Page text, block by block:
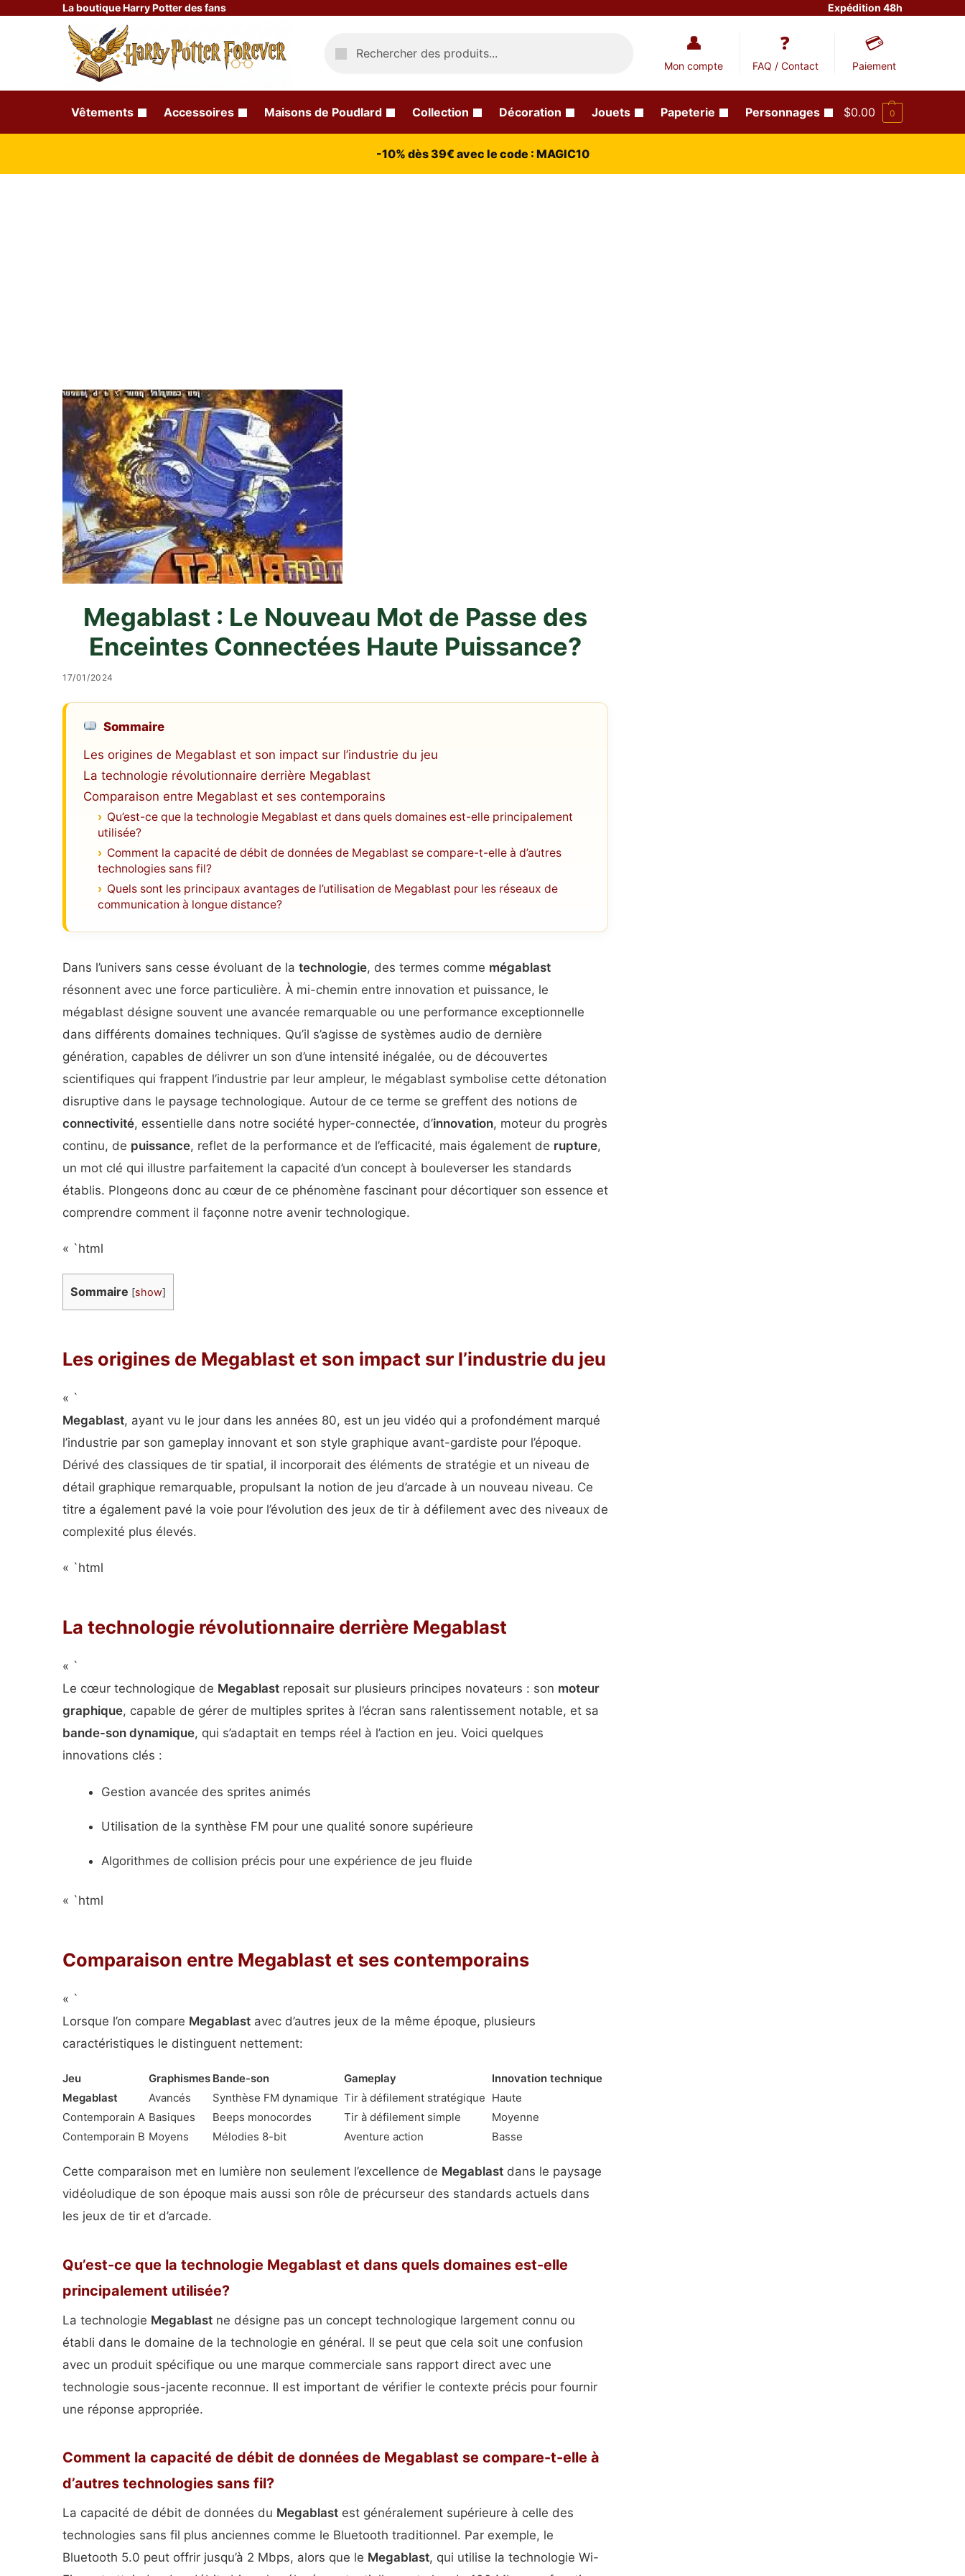
La boutique Harry Potter des fans Expédition 48h
Mon compte FAQ / Contact Paiement
Vêtements Accessoires Maisons de Poudlard Collection Décoration Jouets Papeterie Personnages $0.00 0
-10% dès 39€ avec le code : MAGIC10
Megablast : Le Nouveau Mot de Passe des
Enceintes Connectées Haute Puissance?
17/01/2024
Sommaire
Les origines de Megablast et son impact sur l’industrie du jeu
La technologie révolutionnaire derrière Megablast
Comparaison entre Megablast et ses contemporains
Qu’est-ce que la technologie Megablast et dans quels domaines est-elle principalement
utilisée?
Comment la capacité de débit de données de Megablast se compare-t-elle à d’autres
technologies sans fil?
Quels sont les principaux avantages de l’utilisation de Megablast pour les réseaux de
communication à longue distance?
Dans l’univers sans cesse évoluant de la technologie, des termes comme mégablast
résonnent avec une force particulière. À mi-chemin entre innovation et puissance, le
mégablast désigne souvent une avancée remarquable ou une performance exceptionnelle
dans différents domaines techniques. Qu’il s’agisse de systèmes audio de dernière
génération, capables de délivrer un son d’une intensité inégalée, ou de découvertes
scientifiques qui frappent l’industrie par leur ampleur, le mégablast symbolise cette détonation
disruptive dans le paysage technologique. Autour de ce terme se greffent des notions de
connectivité, essentielle dans notre société hyper-connectée, d’innovation, moteur du progrès
continu, de puissance, reflet de la performance et de l’efficacité, mais également de rupture,
un mot clé qui illustre parfaitement la capacité d’un concept à bouleverser les standards
établis. Plongeons donc au cœur de ce phénomène fascinant pour décortiquer son essence et
comprendre comment il façonne notre avenir technologique.
« `html
Sommaire [show]
Les origines de Megablast et son impact sur l’industrie du jeu
« `
Megablast, ayant vu le jour dans les années 80, est un jeu vidéo qui a profondément marqué
l’industrie par son gameplay innovant et son style graphique avant-gardiste pour l’époque.
Dérivé des classiques de tir spatial, il incorporait des éléments de stratégie et un niveau de
détail graphique remarquable, propulsant la notion de jeu d’arcade à un nouveau niveau. Ce
titre a également pavé la voie pour l’évolution des jeux de tir à défilement avec des niveaux de
complexité plus élevés.
« `html
La technologie révolutionnaire derrière Megablast
« `
Le cœur technologique de Megablast reposait sur plusieurs principes novateurs : son moteur
graphique, capable de gérer de multiples sprites à l’écran sans ralentissement notable, et sa
bande-son dynamique, qui s’adaptait en temps réel à l’action en jeu. Voici quelques
innovations clés :
Gestion avancée des sprites animés
Utilisation de la synthèse FM pour une qualité sonore supérieure
Algorithmes de collision précis pour une expérience de jeu fluide
« `html
Comparaison entre Megablast et ses contemporains
« `
Lorsque l’on compare Megablast avec d’autres jeux de la même époque, plusieurs
caractéristiques le distinguent nettement:
Jeu Graphismes Bande-son Gameplay
Innovation technique
Megablast
Avancés Synthèse FM dynamique Tir à défilement stratégique Haute
Contemporain A Basiques Beeps monocordes Tir à défilement simple
Moyenne
Contemporain B Moyens Mélodies 8-bit Aventure action Basse
Cette comparaison met en lumière non seulement l’excellence de Megablast dans le paysage
vidéoludique de son époque mais aussi son rôle de précurseur des standards actuels dans
les jeux de tir et d’arcade.
Qu’est-ce que la technologie Megablast et dans quels domaines est-elle
principalement utilisée?
La technologie Megablast ne désigne pas un concept technologique largement connu ou
établi dans le domaine de la technologie en général. Il se peut que cela soit une confusion
avec un produit spécifique ou une marque commerciale sans rapport direct avec une
technologie sous-jacente reconnue. Il est important de vérifier le contexte précis pour fournir
une réponse appropriée.
Comment la capacité de débit de données de Megablast se compare-t-elle à
d’autres technologies sans fil?
La capacité de débit de données du Megablast est généralement supérieure à celle des
technologies sans fil plus anciennes comme le Bluetooth traditionnel. Par exemple, le
Bluetooth 5.0 peut offrir jusqu’à 2 Mbps, alors que le Megablast, qui utilise la technologie Wi-